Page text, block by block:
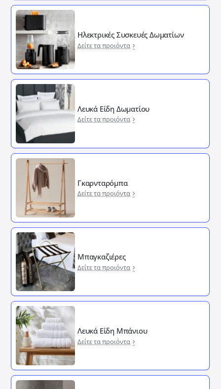
Ηλεκτρικές Συσκευές Δωματίων
Δείτε τα προιόντα
Λευκά Είδη Δωματίου
Δείτε τα προιόντα
Γκαρνταρόμπα
Δείτε τα προιόντα
Μπαγκαζιέρες
Δείτε τα προιόντα
Λευκά Είδη Μπάνιου
Δείτε τα προιόντα